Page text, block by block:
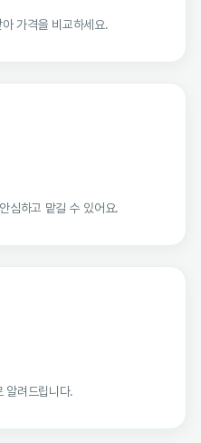
가격을 비교하세요.
심하고 맡길 수 있어요.
알려드립니다.